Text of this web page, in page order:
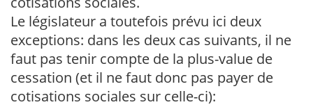
Le législateur a toutefois prévu ici deux
exceptions: dans les deux cas suivants, il ne
faut pas tenir compte de la plus-value de
cessation (et il ne faut donc pas payer de
cotisations sociales sur celle-ci):